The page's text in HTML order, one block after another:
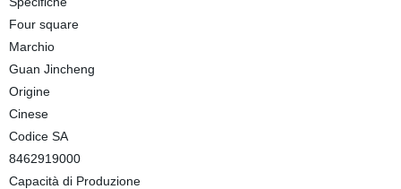
Four square
Marchio
Guan Jincheng
Origine
Cinese
Codice SA
8462919000
Capacità di Produzione